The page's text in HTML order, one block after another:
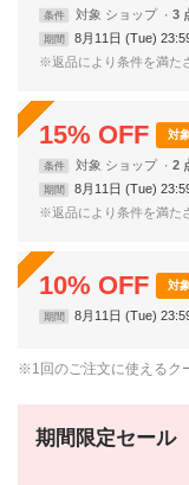
条件 対象 ショップ 3
期間 8月11日 (Tue)
※返品により条件を満た
15% OFF 対
条件 対象 ショップ 2
期間 8月11日 (Tue)
※返品により条件を満た
10% OFF 対
期間 8月11日 (Tue)
※1回のご注文に使えるク
期間限定セール